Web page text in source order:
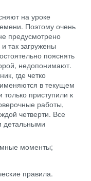
на уроке
Поэтому очень
предусмотрено
так загружены
пояснять
недопонимают.
где четко
в текущем
приступили к
работы,
четверти. Все
детальными
моменты;
правила.